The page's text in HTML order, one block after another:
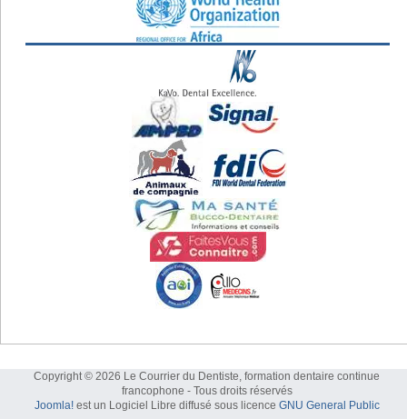
Copyright © 2026 Le Courrier du Dentiste, formation dentaire continue
francophone - Tous droits réservés
Joomla!est un Logiciel Libre diffusé sous licence GNU General Public